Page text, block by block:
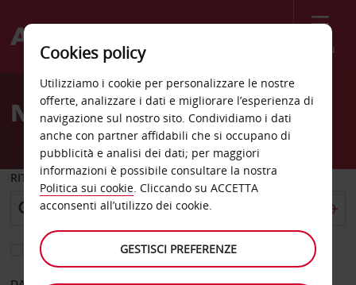
Menù
Welcome
AvisNoleggio auto Haifa
RITIRO DA
Scegli una località di riconsegna diversa
Cookies policy
Utilizziamo i cookie per personalizzare le nostre
offerte, analizzare i dati e migliorare l’esperienza di
navigazione sul nostro sito. Condividiamo i dati
anche con partner affidabili che si occupano di
pubblicità e analisi dei dati; per maggiori
informazioni è possibile consultare la nostra
Politica sui cookie. Cliccando su ACCETTA
acconsenti all’utilizzo dei cookie.
GESTISCI PREFERENZE